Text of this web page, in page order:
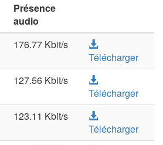
Présence
audio
176.77 Kbit/s
Télécharger
127.56 Kbit/s
Télécharger
123.11 Kbit/s
Télécharger